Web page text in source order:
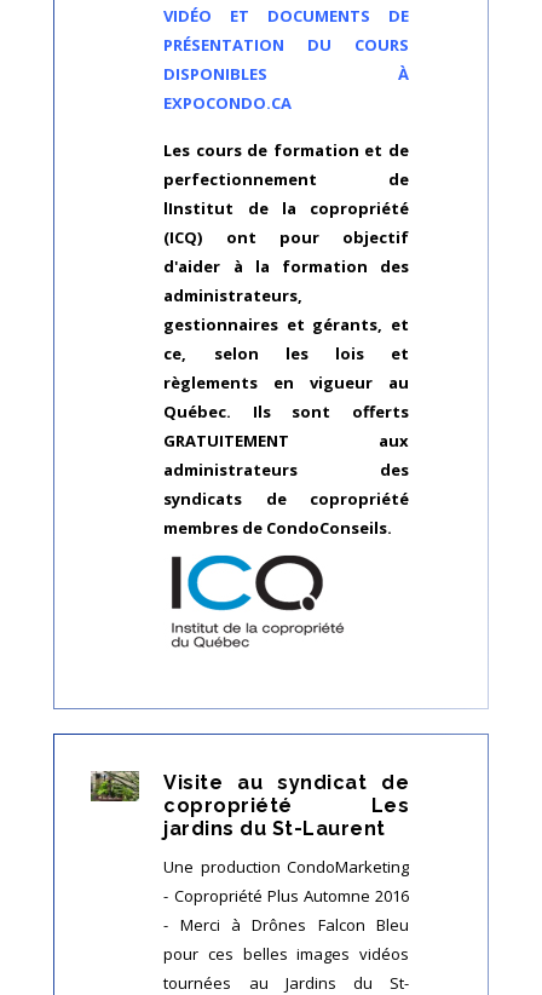
VIDÉO ET DOCUMENTS DE
PRÉSENTATION DU COURS
DISPONIBLES À
EXPOCONDO.CA
Les cours de formation et de
perfectionnement de
lInstitut de la copropriété
(ICQ) ont pour objectif
d'aider à la formation des
administrateurs,
gestionnaires et gérants, et
ce, selon les lois et
règlements en vigueur au
Québec. Ils sont offerts
GRATUITEMENT aux
administrateurs des
syndicats de copropriété
membres de CondoConseils.
Visite au syndicat de
copropriété Les
jardins du St-Laurent
Une production CondoMarketing
- Copropriété Plus Automne 2016
- Merci à Drônes Falcon Bleu
pour ces belles images vidéos
tournées au Jardins du St-